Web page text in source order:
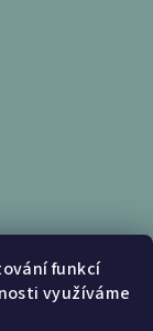
funkcí
využíváme